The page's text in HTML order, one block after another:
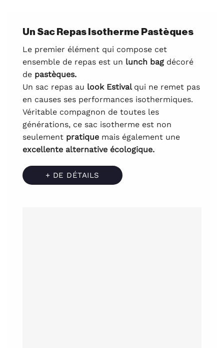
Un Sac Repas Isotherme Pastèques
Le premier élément qui compose cet
ensemble de repas est un lunch bagdécoré
de pastèques.
Un sac repas au look Estival qui ne remet pas
en causes ses performances isothermiques.
Véritable compagnon de toutes les
générations, ce sac isotherme est non
seulement pratique mais également une
excellente alternative écologique.
+ DE DÉTAILS